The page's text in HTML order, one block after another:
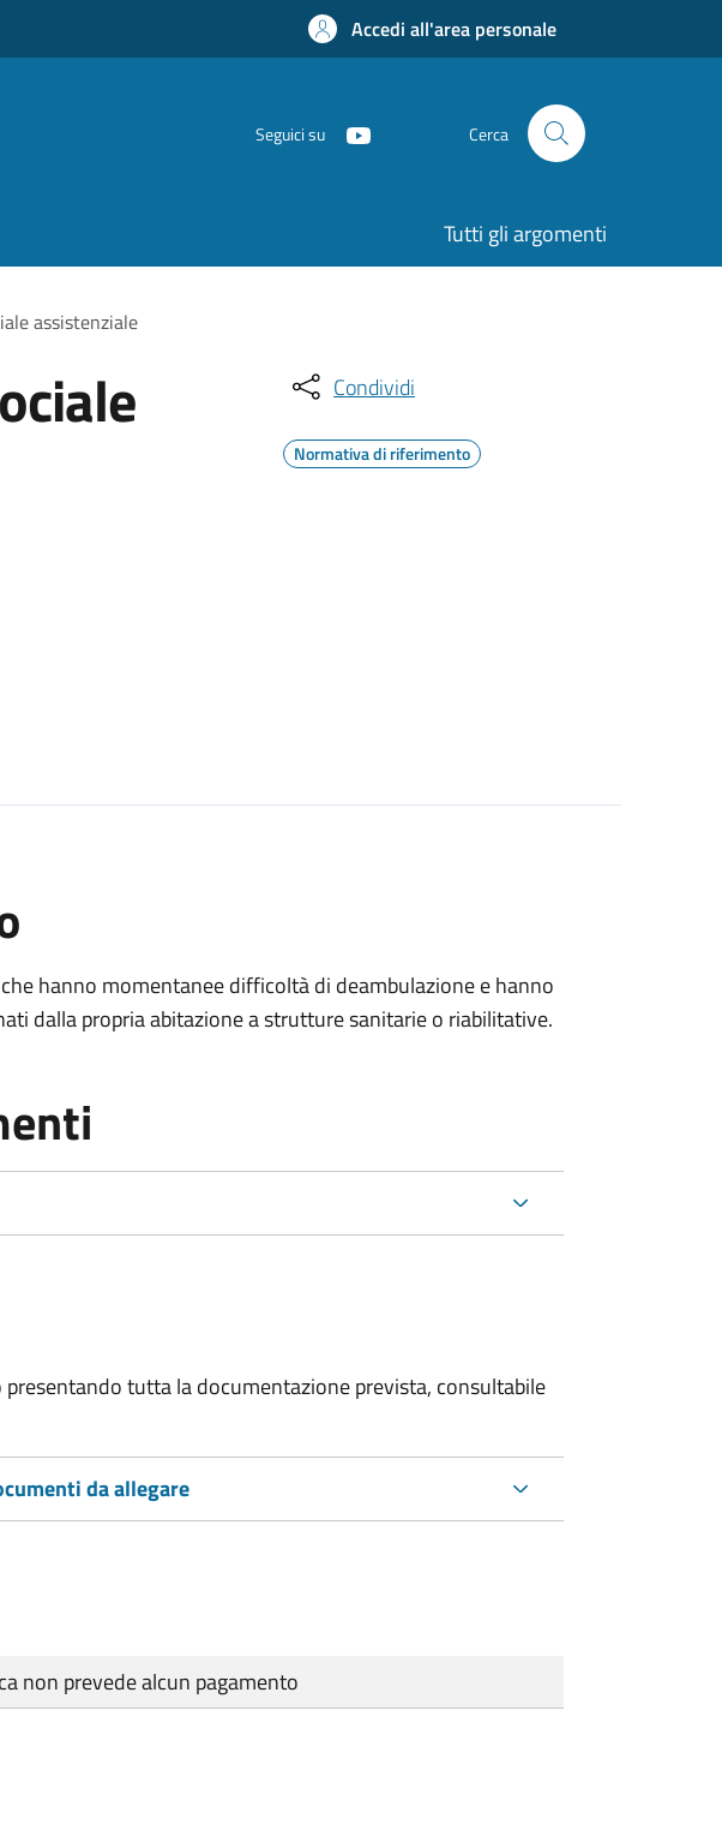
Accedi all'area personale
Seguici su Cerca
Tutti gli argomenti
assistenziale
Condividi
Normativa di riferimento
hanno momentanee difficoltà di deambulazione e hanno
dalla propria abitazione a strutture sanitarie o riabilitative.
tutta la documentazione prevista, consultabile
da allegare
non prevede alcun pagamento